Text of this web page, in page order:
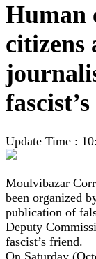
Human
citizens
Update Time :
Moulvibazar
been organized
publication of
Deputy
fascist’s friend.